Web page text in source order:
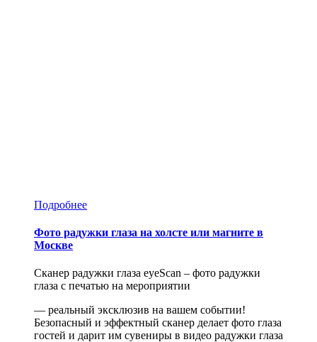
Подробнее
Фото радужки глаза на холсте или магните в
Москве
Сканер радужки глаза eyeScan – фото радужки
глаза с печатью на мероприятии
— реальный эксклюзив на вашем событии!
Безопасный и эффектный сканер делает фото глаза
гостей и дарит им сувениры в видео радужки глаза